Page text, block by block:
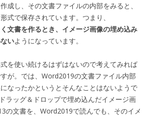
成し、その文書ファイルの内部をみると、
式で保存されています。つまり、
文書を作るとき、イメージ画像の埋め込み
いようになっています。
を使い続けるはずはないので考えてみれば
が。では、Word2019の文書ファイル内部
なったかというとそんなことはないようで
ラッグ＆ドロップで埋め込んだイメージ画
の文書を、Word2019で読んでも、そのイメ